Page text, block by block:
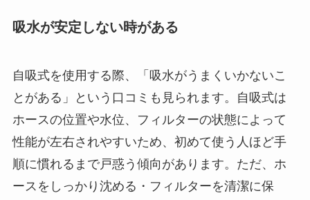
吸水が安定しない時がある
自吸式を使用する際、「吸水がうまくいかないこ
とがある」という口コミも見られます。自吸式は
ホースの位置や水位、フィルターの状態によって
性能が左右されやすいため、初めて使う人ほど手
順に慣れるまで戸惑う傾向があります。ただ、ホ
ースをしっかり沈める・フィルターを清潔に保